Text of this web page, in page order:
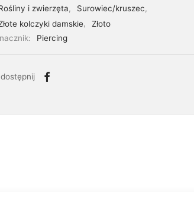
i zwierzęta, Surowiec/kruszec,
kolczyki damskie,
Złoto
Piercing
z dwóch elementów. Pierwszy